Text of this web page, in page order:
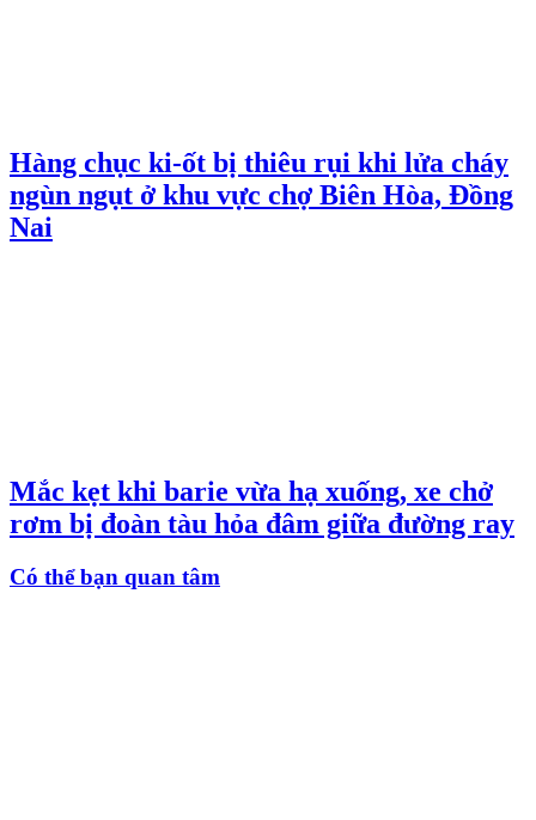
Hàng chục ki-ốt bị thiêu rụi khi lửa cháy
ngùn ngụt ở khu vực chợ Biên Hòa, Đồng
Nai
Mắc kẹt khi barie vừa hạ xuống, xe chở
rơm bị đoàn tàu hỏa đâm giữa đường ray
Có thể bạn quan tâm